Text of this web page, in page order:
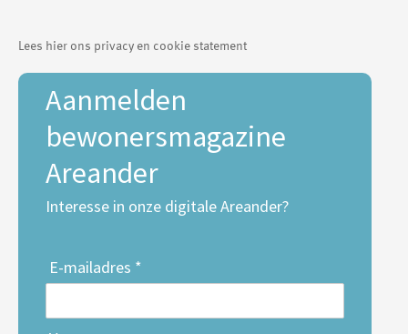
Lees hier ons privacy en cookie statement
Aanmelden
bewonersmagazine
Areander
Interesse in onze digitale Areander?
E-mailadres *